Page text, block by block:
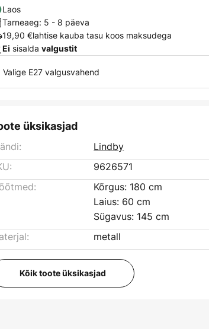
Laos
Tarneaeg: 5 - 8 päeva
19,90 €lahtise kauba tasu koos maksudega
Ei sisaldavalgustit
Valige E27 valgusvahend
üksikasjad
Lindby
9626571
Kõrgus: 180 cm
Laius: 60 cm
Sügavus: 145 cm
metall
Kõik toote üksikasjad